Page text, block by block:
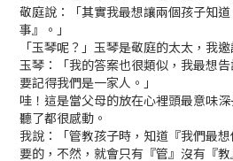
敬庭說：「其實我最想讓兩個孩子知
事』。」
「玉琴呢？」玉琴是敬庭的太太，我
玉琴：「我的答案也很類似，我最想
要記得我們是一家人。」
哇！這是當父母的放在心裡頭最意味
聽了都很感動。
我說：「管教孩子時，知道『我們最
要的，不然，就會只有『管』沒有『